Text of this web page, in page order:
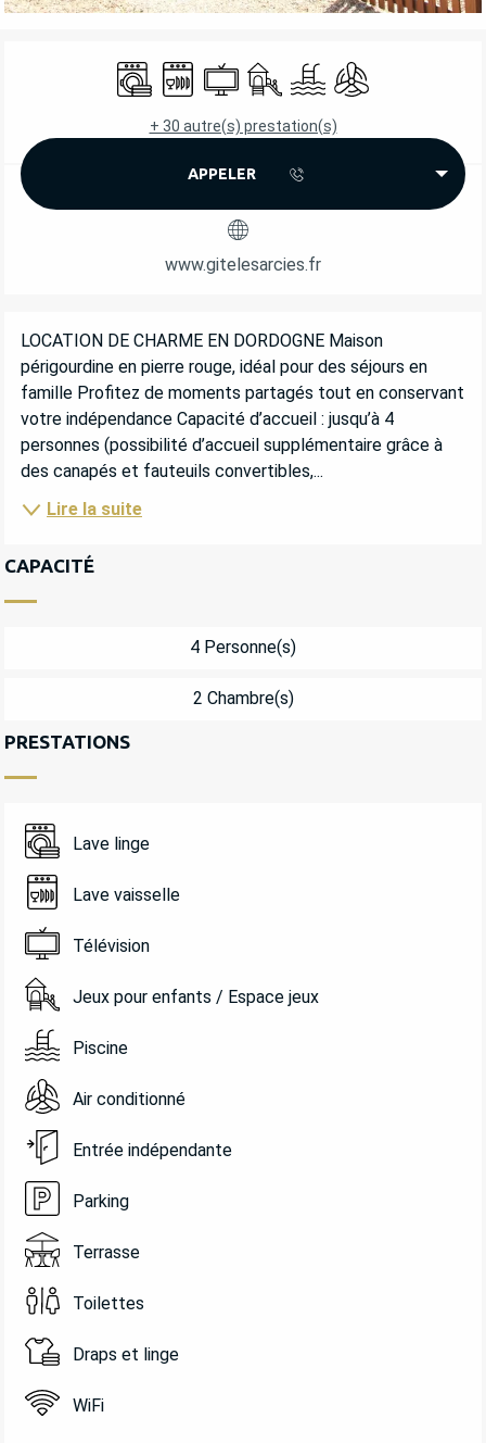
OUVERTURE ET COORDONNÉES
Lave lingeLave vaisselle
TélévisionJeux pour enfants / Espace
PiscineAir conditionné
+ 30 autre(s) prestation(s)
APPELER
www.gitelesarcies.fr
DESCRIPTION
LOCATION DE CHARME EN DORDOGNE Maison
périgourdine en pierre rouge, idéal pour des séjours en
famille Profitez de moments partagés tout en conservant
votre indépendance Capacité d’accueil : jusqu’à 4
personnes (possibilité d’accueil supplémentaire grâce à
des canapés et fauteuils convertibles,...
Lire la suite
CAPACITÉ
4 Personne(s)
2 Chambre(s)
PRESTATIONS
Lave linge
Lave vaisselle
Télévision
Jeux pour enfants / Espace jeux
Piscine
Air conditionné
Entrée indépendante
Parking
Terrasse
Toilettes
Draps et linge
WiFi